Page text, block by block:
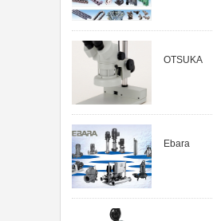
OTSUKA
Ebara